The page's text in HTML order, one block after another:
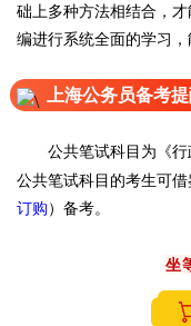
础上多种方法相结合，
编进行系统全面的学习，
上海公务员备考
公共笔试科目为《
公共笔试科目的考生可
订购）备考。
坐